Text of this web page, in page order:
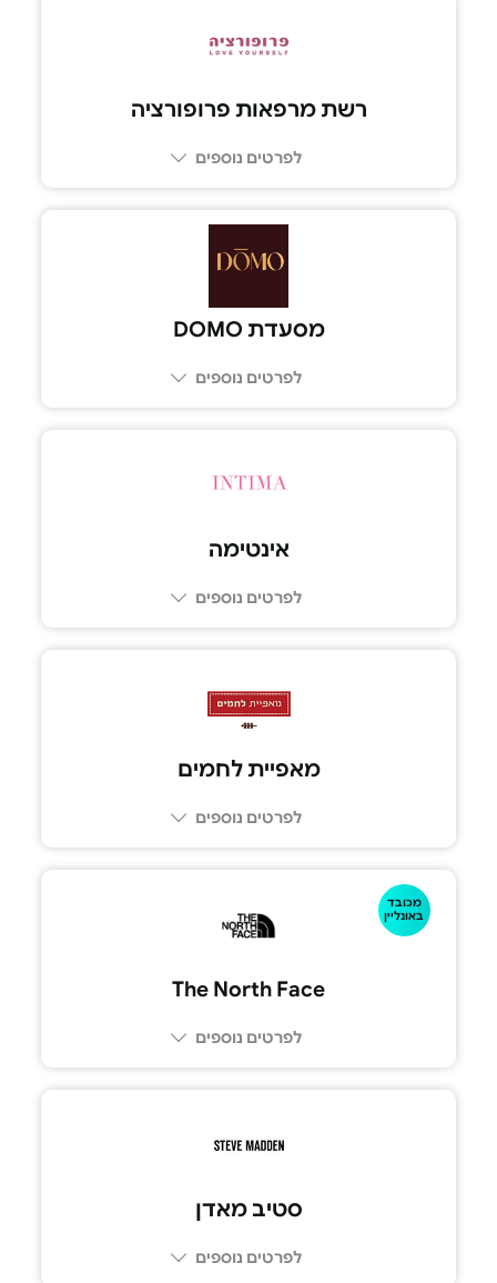
רשת מרפאות פרופורציה
לפרטים נוספים
מסעדת DOMO
לפרטים נוספים
אינטימה
לפרטים נוספים
מאפיית לחמים
לפרטים נוספים
מכובד
באונליין
The North Face
לפרטים נוספים
סטיב מאדן
לפרטים נוספים